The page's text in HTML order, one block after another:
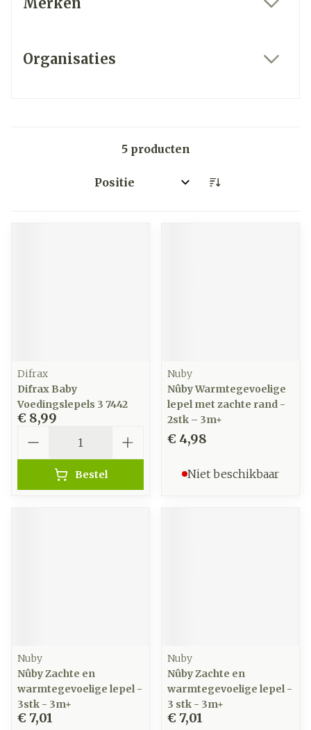
Organisaties
5producten
Sorteer op:
Difrax
Difrax Baby
Voedingslepels 3 7442
€ 8,99
Bestel
Nuby
Nûby Warmtegevoelige
lepel met zachte rand -
2stk – 3m+
€ 4,98
Niet beschikbaar
Nuby
Nûby Zachte en
warmtegevoelige lepel -
3stk - 3m+
€ 7,01
Nuby
Nûby Zachte en
warmtegevoelige lepel -
3 stk - 3m+
€ 7,01